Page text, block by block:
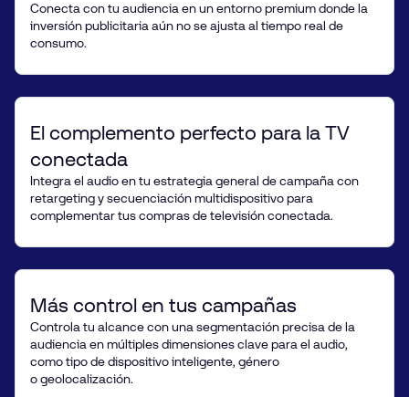
Conecta con tu audiencia en un entorno premium donde la
inversión publicitaria aún no se ajusta al tiempo real de
consumo.
El complemento perfecto para la TV
conectada
Integra el audio en tu estrategia general de campaña con
retargeting y secuenciación multidispositivo para
complementar tus compras de televisión conectada.
Más control en tus campañas
Controla tu alcance con una segmentación precisa de la
audiencia en múltiples dimensiones clave para el audio,
como tipo de dispositivo inteligente, género
o geolocalización.